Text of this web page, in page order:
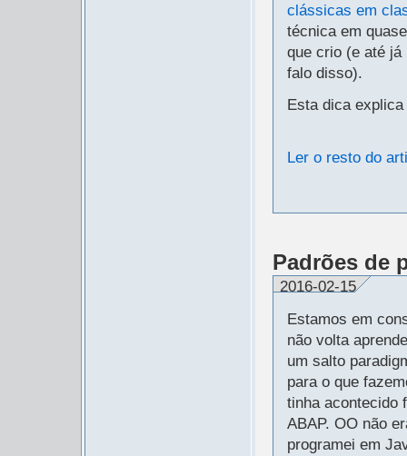
clássicas em
técnica em
que crio (e até já
falo disso).
Esta dica
Ler o resto do
Padrões de
2016-02-15
Estamos em
não volta
um salto
para o que
tinha acontecido
ABAP. OO não
programei em